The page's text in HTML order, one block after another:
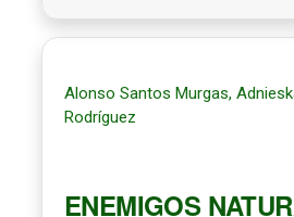
Alonso Santos Murgas,
Rodríguez
ENEMIGOS